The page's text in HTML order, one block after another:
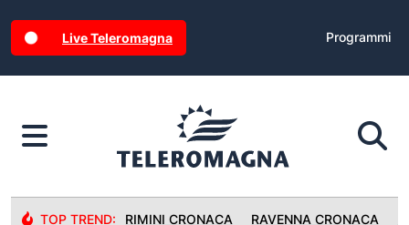
Live Teleromagna Programmi
TOP TREND: RIMINI CRONACA RAVENNA CRONACA